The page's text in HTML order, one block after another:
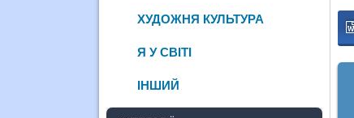
ХУДОЖНЯ КУЛЬТУРА
Я У СВІТІ
ІНШИЙ